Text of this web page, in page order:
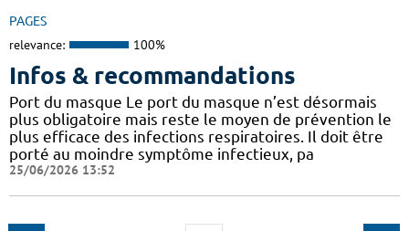
PAGES
relevance: 100%
Infos & recommandations
Port du masque Le port du masque n’est désormais
plus obligatoire mais reste le moyen de prévention le
plus efficace des infections respiratoires. Il doit être
porté au moindre symptôme infectieux, pa
25/06/2026 13:52